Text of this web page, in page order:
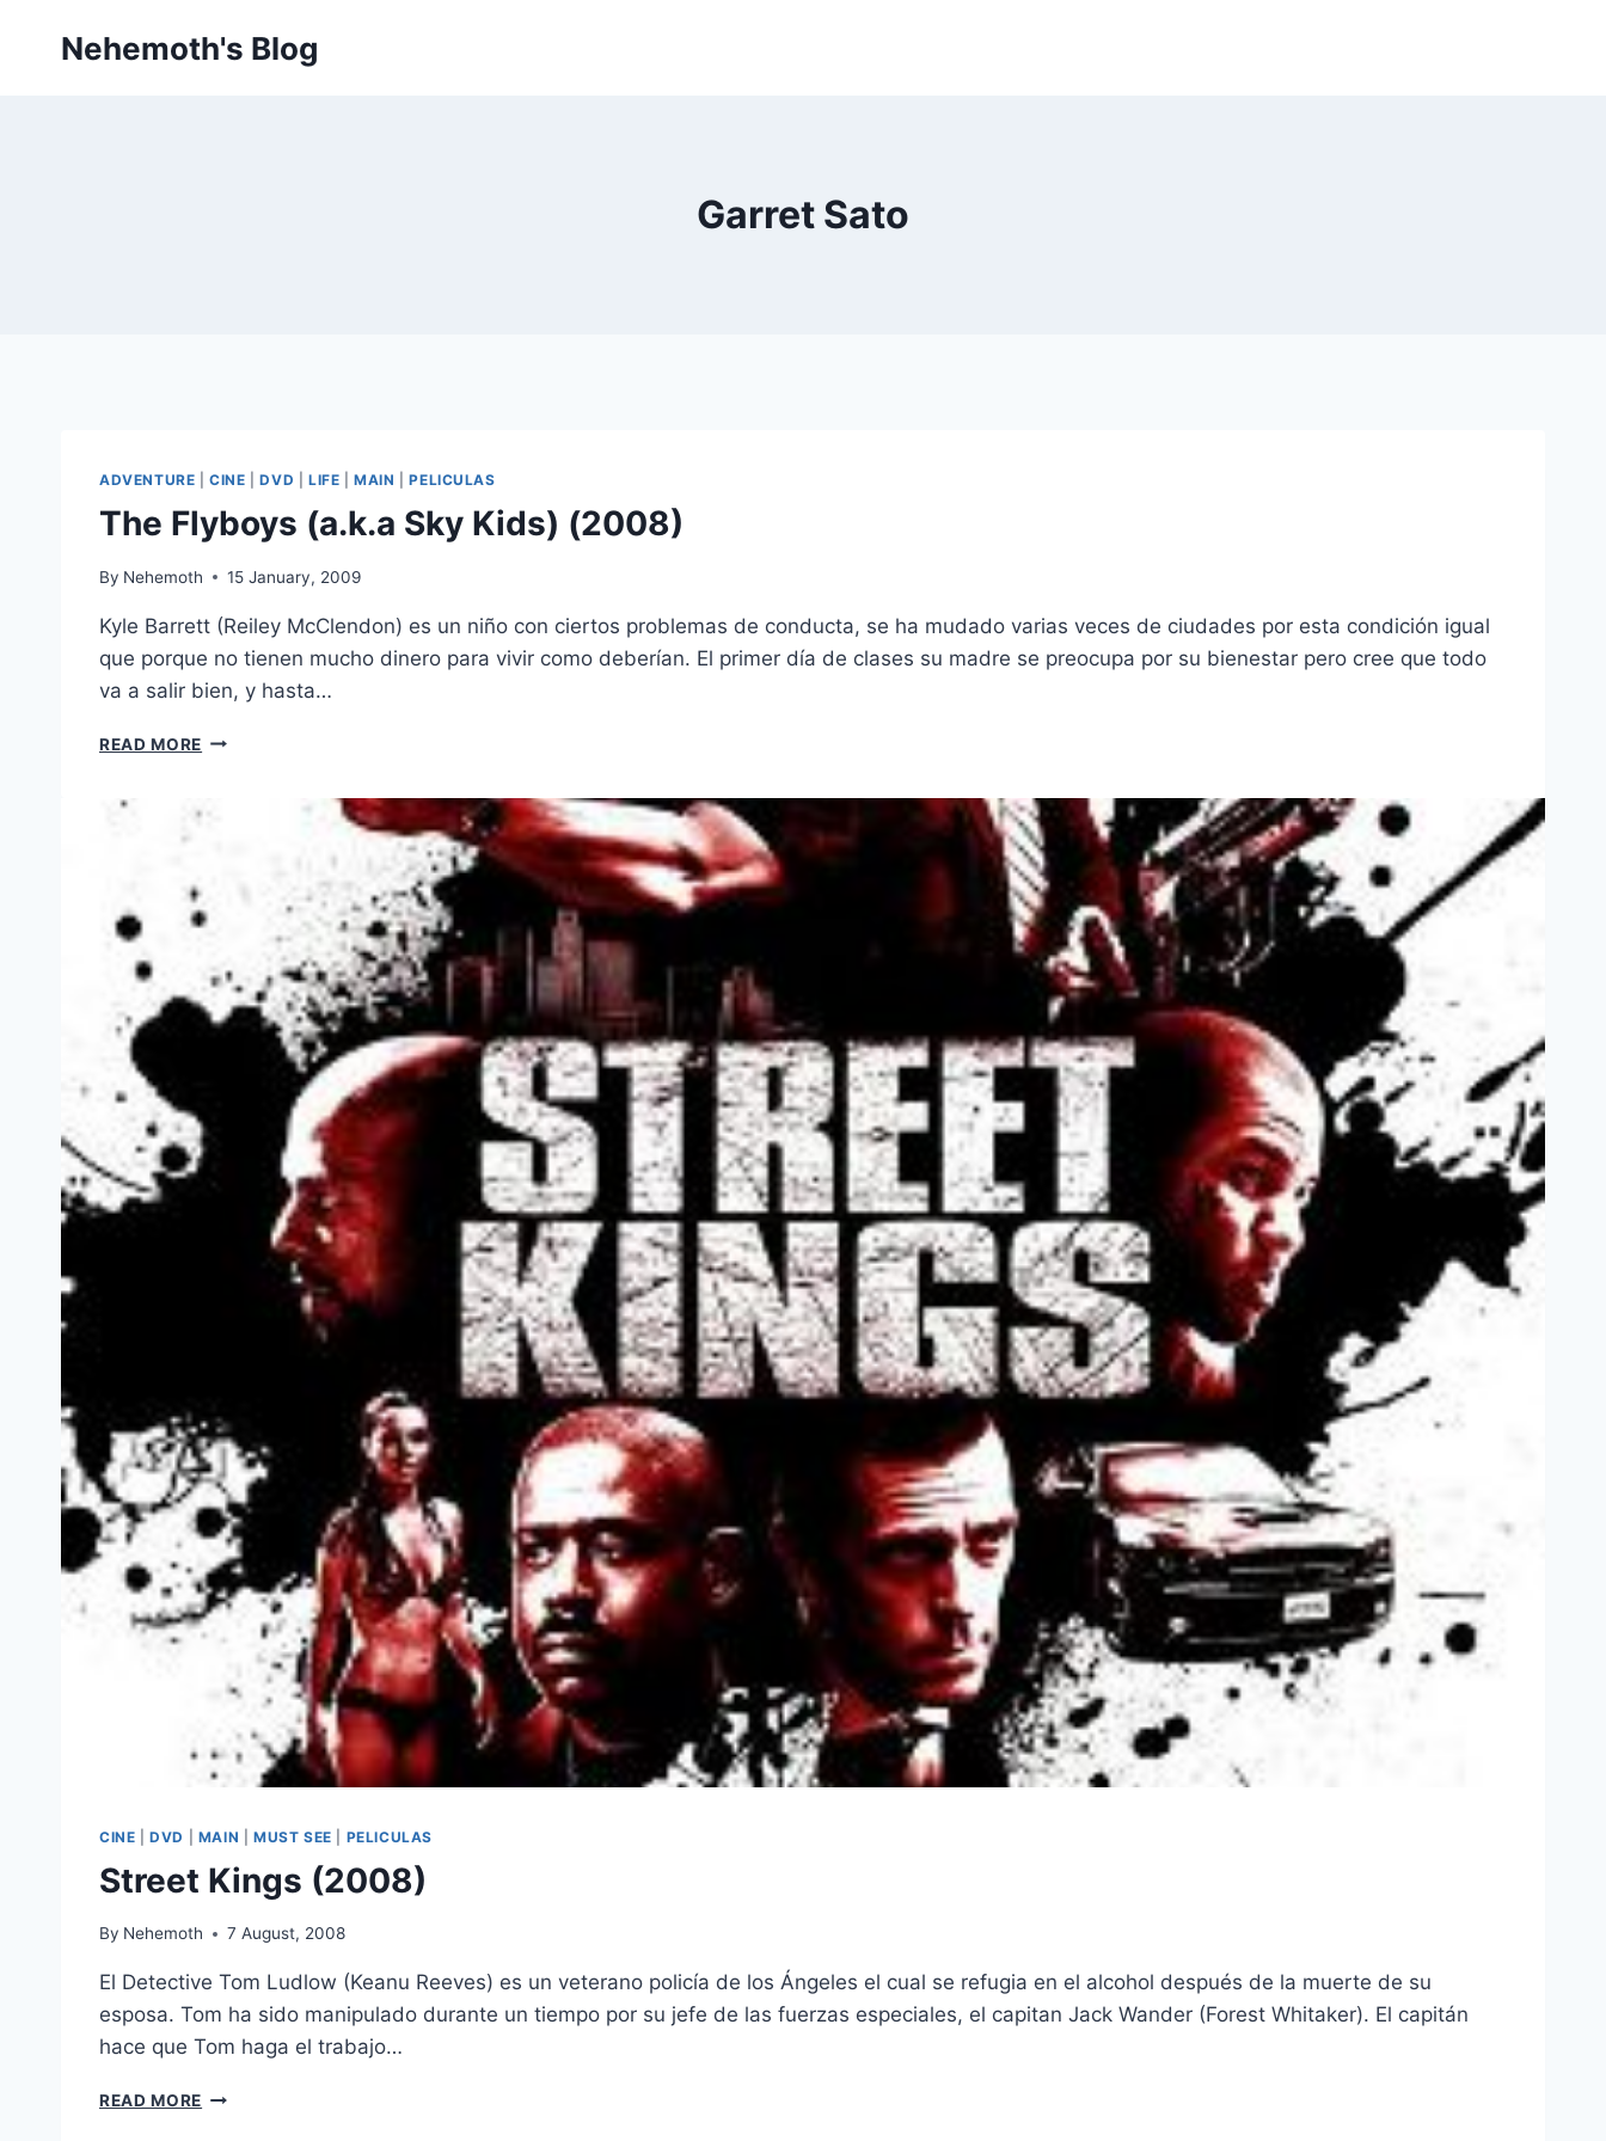
Nehemoth's Blog
Garret Sato
ADVENTURE |CINE |DVD LIFE |MAIN |PELICULAS
The Flyboys (a.k.a Sky Kids) (2008)
By Nehemoth 15 January, 2009
Kyle Barrett (Reiley McClendon) es un niño con ciertos problemas de conducta, se ha mudado varias veces de ciudades por esta condición igual
que porque no tienen mucho dinero para vivir como deberían. El primer día de clases su madre se preocupa por su bienestar pero cree que todo
va a salir bien, y hasta…
READ MORE THE
SKY
CINE |DVD MAIN MUST SEE PELICULAS
Street Kings (2008)
By Nehemoth 7 August, 2008
El Detective Tom Ludlow (Keanu Reeves) es un veterano policía de los Ángeles el cual se refugia en el alcohol después de la muerte de su
esposa. Tom ha sido manipulado durante un tiempo por su jefe de las fuerzas especiales, el capitan Jack Wander (Forest Whitaker). El capitán
hace que Tom haga el trabajo…
READ MORE STREET